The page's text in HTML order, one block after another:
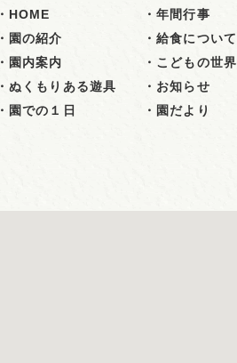
・HOME
・園の紹介
・園内案内
・ぬくもりある遊具
・園での１日
・年間行事
・給食について
・こどもの世界
・お知らせ
・園だより